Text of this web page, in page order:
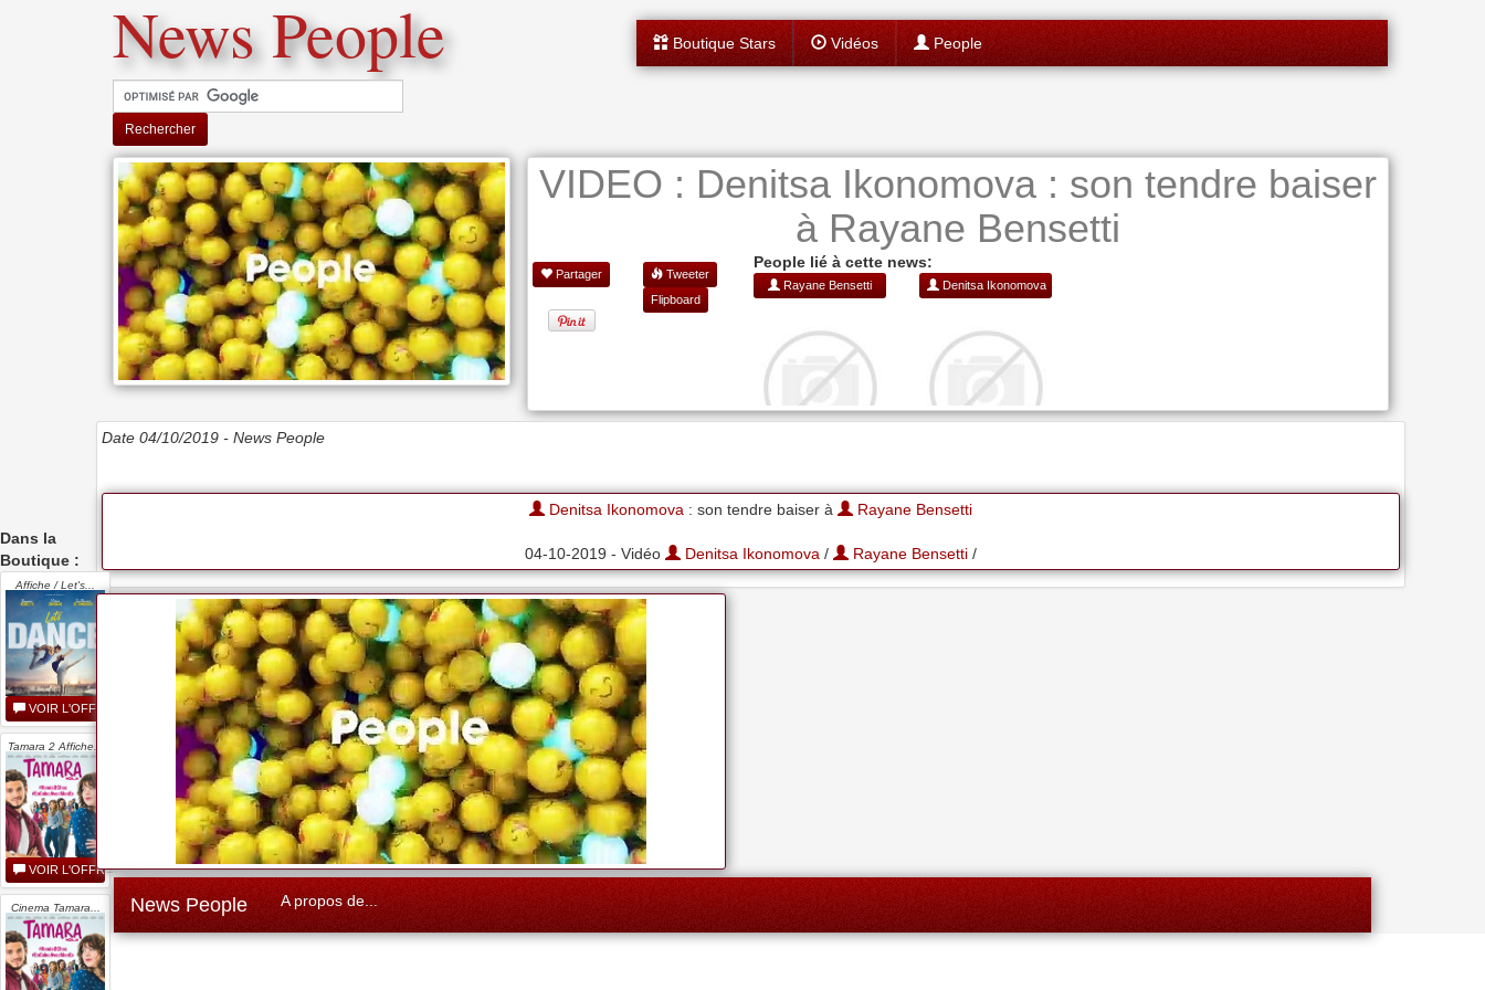
News People
Rechercher
Boutique Stars Vidéos People
VIDEO : Denitsa Ikonomova : son tendre baiser
à Rayane Bensetti
Partager
Tweeter
Flipboard
People lié à cette news:
Rayane Bensetti Denitsa Ikonomova
Date 04/10/2019 - News People
Denitsa Ikonomova : son tendre baiser à Rayane Bensetti
04-10-2019 - Vidéo Denitsa Ikonomova / Rayane Bensetti /
Dans la
Boutique :
Affiche / Let's...
VOIR L'OFFRE
Tamara 2 Affiche...
VOIR L'OFFRE
Cinema Tamara... News People A propos de...